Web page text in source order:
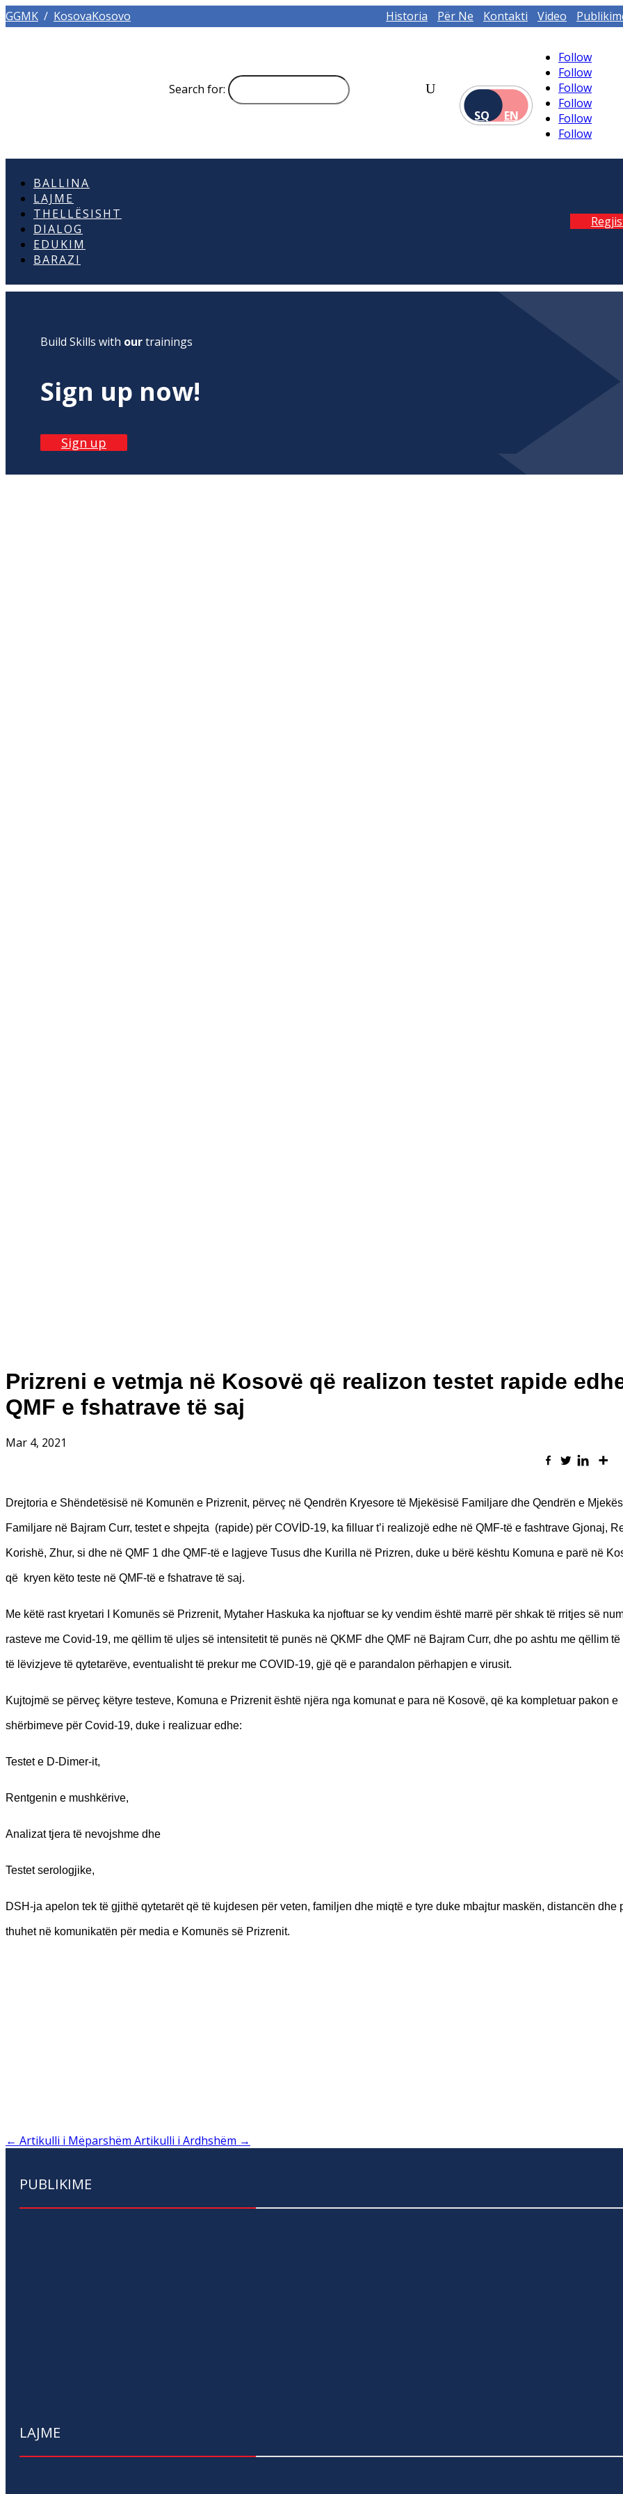
GGMK / KosovaKosovo Historia Për Ne Kontakti Video
Search for:
SQ
EN
Follow
Follow
Follow
Follow
Follow
Follow
BALLINA
LAJME
THELLËSISHT
DIALOG
EDUKIM
BARAZI
Build Skills with ourtrainings
Sign up now!
Sign up
Prizreni e vetmja në Kosovë që realizon testet rapide
QMF e fshatrave të saj
Mar 4, 2021
Drejtoria e Shëndetësisë në Komunën e Prizrenit, përveç në Qendrën Kryesore të Mjekësisë Familjare dhe Qendrën e
Familjare në Bajram Curr, testet e shpejta (rapide) për COVİD-19, ka filluar t’i realizojë edhe në QMF-të e fashtrave Gjonaj,
Korishë, Zhur, si dhe në QMF 1 dhe QMF-të e lagjeve Tusus dhe Kurilla në Prizren, duke u bërë kështu Komuna e parë në
që kryen këto teste në QMF-të e fshatrave të saj.
Me këtë rast kryetari I Komunës së Prizrenit, Mytaher Haskuka ka njoftuar se ky vendim është marrë për shkak të rritjes së
rasteve me Covid-19, me qëllim të uljes së intensitetit të punës në QKMF dhe QMF në Bajram Curr, dhe po ashtu me qëllim
të lëvizjeve të qytetarëve, eventualisht të prekur me COVID-19, gjë që e parandalon përhapjen e virusit.
Kujtojmë se përveç këtyre testeve, Komuna e Prizrenit është njëra nga komunat e para në Kosovë, që ka kompletuar pakon e
shërbimeve për Covid-19, duke i realizuar edhe:
Testet e D-Dimer-it,
Rentgenin e mushkërive,
Analizat tjera të nevojshme dhe
Testet serologjike,
DSH-ja apelon tek të gjithë qytetarët që të kujdesen për veten, familjen dhe miqtë e tyre duke mbajtur maskën, distancën dhe
thuhet në komunikatën për media e Komunës së Prizrenit.
← Artikulli i Mëparshëm Artikulli i Ardhshëm →
PUBLIKIME
LAJME